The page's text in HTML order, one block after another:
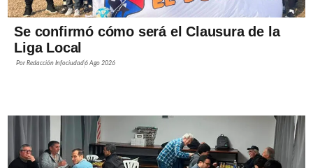
Se confirmó cómo será el Clausura de la
Liga Local
PorRedacción Infociudad6 Ago 2026